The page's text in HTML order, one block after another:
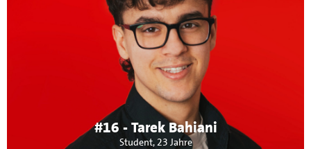
#16 - Tarek Bahiani
Student, 23 Jahre
Student Kommunikationswissenschaft und
Hilfswissenschaftler am Fachgebiet Medienpsychologie in
Hohenheim, 23 Jahre. Aufgewachsen und zuhause in
Maichingen, ehemaliger Schülersprecher am
Stiftsgymnasium und Fußballer beim GSV Maichingen.
Meine Themen: gute Voraussetzungen für den Sport und
Förderung unserer Vereinslandschaft.